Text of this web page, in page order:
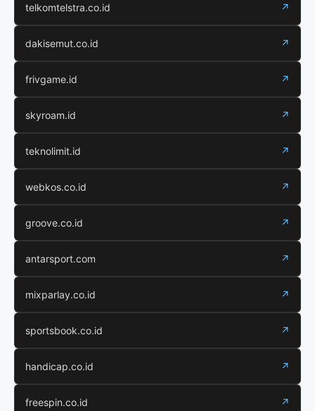
telkomtelstra.co.id ↗
dakisemut.co.id ↗
frivgame.id ↗
skyroam.id ↗
teknolimit.id ↗
webkos.co.id ↗
groove.co.id ↗
antarsport.com ↗
mixparlay.co.id ↗
sportsbook.co.id ↗
handicap.co.id ↗
freespin.co.id ↗